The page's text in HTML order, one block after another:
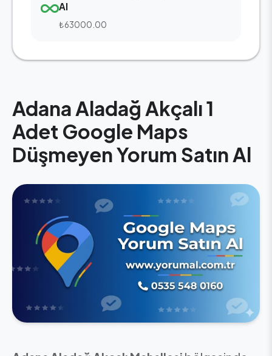
Adana Aladağ Akçalı 1
Adet Google Maps
Düşmeyen Yorum Satın Al
Al
₺63000.00